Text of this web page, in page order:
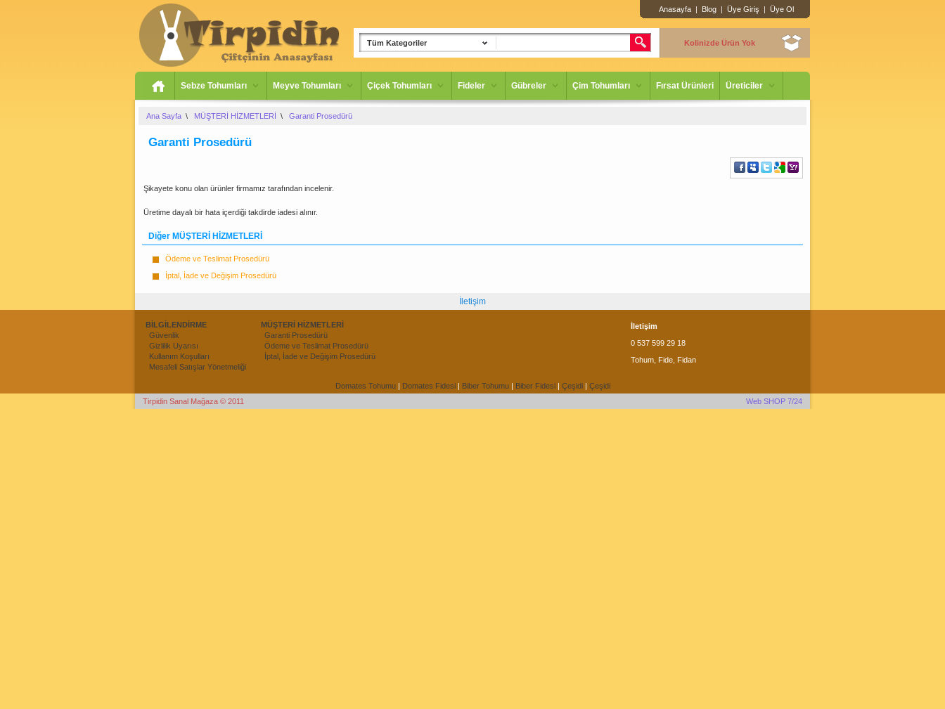
Anasayfa | Blog | Üye Giriş | Üye Ol
Tüm Kategoriler Kolinizde Ürün Yok
Sebze Tohumları Meyve Tohumları Çiçek Tohumları Fideler Gübreler Çim Tohumları Fırsat Ürünleri Üreticiler
Ana Sayfa \ MÜŞTERİ HİZMETLERİ \ Garanti Prosedürü
Garanti Prosedürü
Şikayete konu olan ürünler firmamız tarafından incelenir.
Üretime dayalı bir hata içerdiği takdirde iadesi alınır.
Diğer MÜŞTERİ HİZMETLERİ
Ödeme ve Teslimat Prosedürü
İptal, İade ve Değişim Prosedürü
İletişim
BİLGİLENDİRME
Güvenlik
Gizlilik Uyarısı
Kullanım Koşulları
Mesafeli Satışlar Yönetmeliği
MÜŞTERİ HİZMETLERİ
Garanti Prosedürü
Ödeme ve Teslimat Prosedürü
İptal, İade ve Değişim Prosedürü
İletişim
0 537 599 29 18
Tohum, Fide, Fidan
Domates Tohumu| Domates Fidesi| Biber Tohumu| Biber Fidesi| Çeşidi| Çeşidi
Tirpidin Sanal Mağaza © 2011
Web SHOP 7/24